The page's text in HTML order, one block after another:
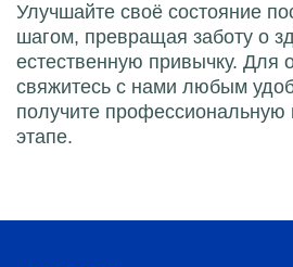
Улучшайте своё состояние
шагом, превращая заботу о
естественную привычку. Для
свяжитесь с нами любым
получите
этапе.